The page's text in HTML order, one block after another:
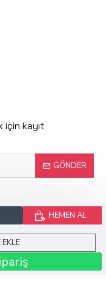
HEMEN AL
için kayıt
GÖNDER
Saklıdır.